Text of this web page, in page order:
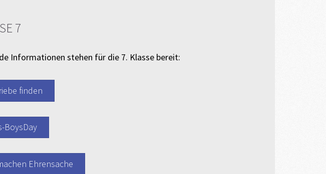
7
Informationen stehen für die 7. Klasse bereit:
finden
BoysDay
Ehrensache